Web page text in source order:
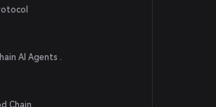
AI Agents .
Chain